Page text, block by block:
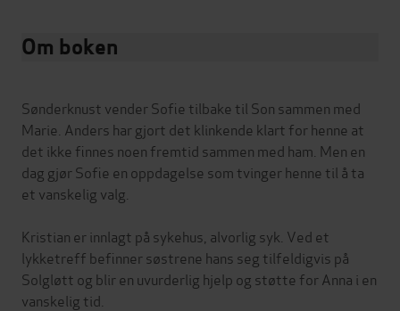
Om boken
Sønderknust vender Sofie tilbake til Son sammen med
Marie. Anders har gjort det klinkende klart for henne at
det ikke finnes noen fremtid sammen med ham. Men en
dag gjør Sofie en oppdagelse som tvinger henne til å ta
et vanskelig valg.
Kristian er innlagt på sykehus, alvorlig syk. Ved et
lykketreff befinner søstrene hans seg tilfeldigvis på
Solgløtt og blir en uvurderlig hjelp og støtte for Anna i en
vanskelig tid.